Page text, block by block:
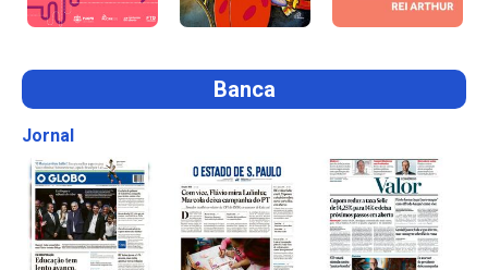
Banca
Jornal